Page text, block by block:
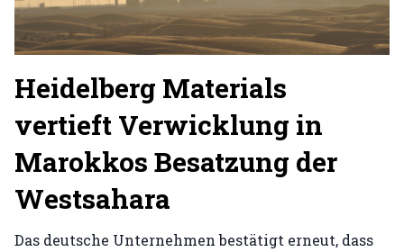
Heidelberg Materials
vertieft Verwicklung in
Marokkos Besatzung der
Westsahara
Das deutsche Unternehmen bestätigt erneut, dass